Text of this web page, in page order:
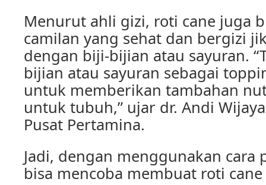
Menurut ahli gizi, roti cane juga
camilan yang sehat dan bergizi
dengan biji-bijian atau sayuran.
bijian atau sayuran sebagai
untuk memberikan tambahan
untuk tubuh,” ujar dr. Andi
Pusat Pertamina.
Jadi, dengan menggunakan cara
bisa mencoba membuat roti